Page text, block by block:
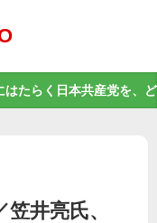
たらく日本共産党を、
井亮氏、